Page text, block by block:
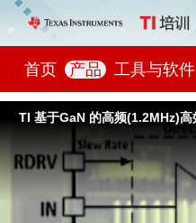
首页 产品 工具与软件